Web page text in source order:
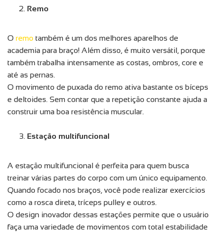
Remo
O remo também é um dos melhores aparelhos de
academia para braço! Além disso, é muito versátil, porque
também trabalha intensamente as costas, ombros, core e
até as pernas.
O movimento de puxada do remo ativa bastante os bíceps
e deltoides. Sem contar que a repetição constante ajuda a
construir uma boa resistência muscular.
Estação multifuncional
A estação multifuncional é perfeita para quem busca
treinar várias partes do corpo com um único equipamento.
Quando focado nos braços, você pode realizar exercícios
como a rosca direta, tríceps pulley e outros.
O design inovador dessas estações permite que o usuário
faça uma variedade de movimentos com total estabilidade